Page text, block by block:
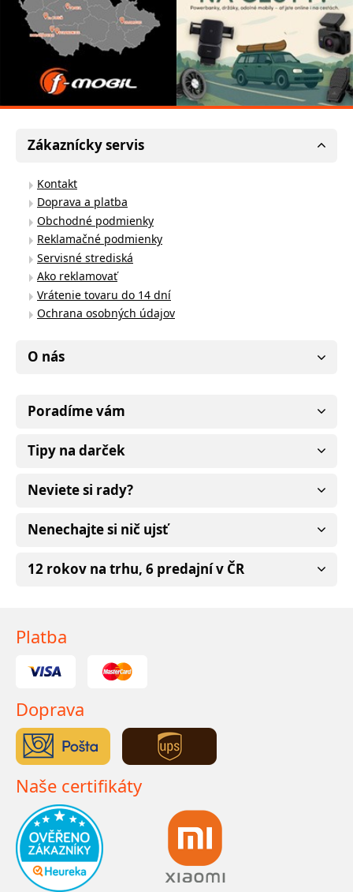
Zákaznícky servis
Kontakt
Doprava a platba
Obchodné podmienky
Reklamačné podmienky
Servisné strediská
Ako reklamovať
Vrátenie tovaru do 14 dní
Ochrana osobných údajov
O nás
Poradíme vám
Tipy na darček
Neviete si rady?
Nenechajte si nič ujsť
12 rokov na trhu, 6 predajní v ČR
Platba
Doprava
Naše certifikáty